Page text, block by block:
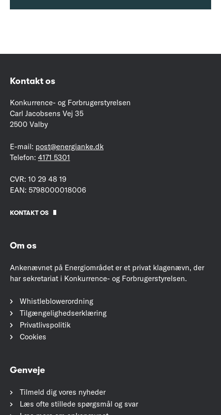
Kontakt os
Konkurrence- og Forbrugerstyrelsen
Carl Jacobsens Vej 35
2500 Valby
E-mail: post@energianke.dk
Telefon: 4171 5301
CVR: 10 29 48 19
EAN: 5798000018006
KONTAKT OS
Om os
Ankenævnet på Energiområdet er et privat klagenævn, der
har sekretariat i Konkurrence- og Forbrugerstyrelsen.
Whistleblowerordning
Tilgængelighedserklæring
Privatlivspolitik
Cookies
Genveje
Tilmeld dig vores nyheder
Læs ofte stillede spørgsmål og svar